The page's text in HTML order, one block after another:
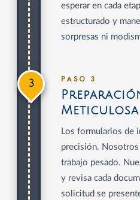
esperar en cada
estructurado y
sorpresas ni
3 PASO 3
Meticulosa
Los formularios de
precisión. Nosotros
trabajo pesado.
y revisa cada
solicitud se